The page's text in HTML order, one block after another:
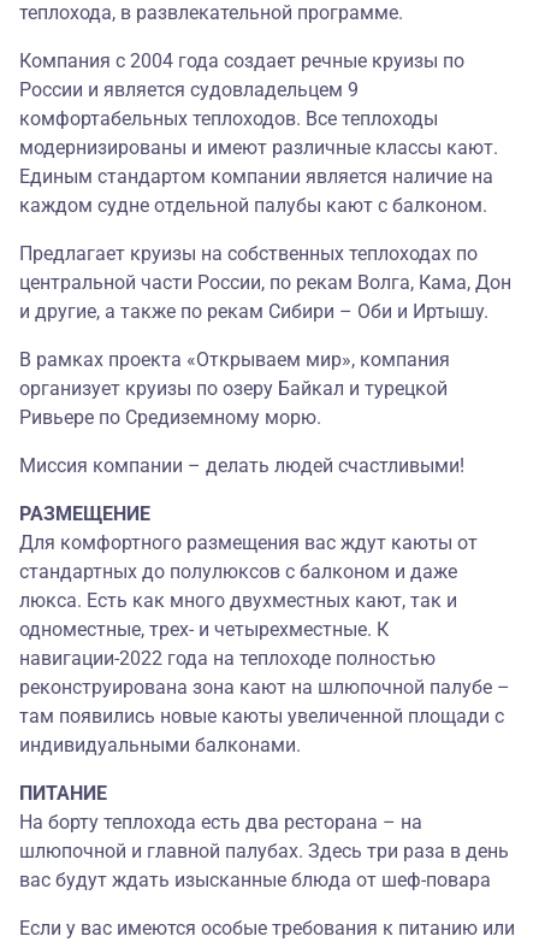
теплохода, в развлекательной программе.
Компания с 2004 года создает речные круизы по
России и является судовладельцем 9
комфортабельных теплоходов. Все теплоходы
модернизированы и имеют различные классы кают.
Единым стандартом компании является наличие на
каждом судне отдельной палубы кают с балконом.
Предлагает круизы на собственных теплоходах по
центральной части России, по рекам Волга, Кама, Дон
и другие, а также по рекам Сибири – Оби и Иртышу.
В рамках проекта «Открываем мир», компания
организует круизы по озеру Байкал и турецкой
Ривьере по Средиземному морю.
Миссия компании – делать людей счастливыми!
РАЗМЕЩЕНИЕ
Для комфортного размещения вас ждут каюты от
стандартных до полулюксов с балконом и даже
люкса. Есть как много двухместных кают, так и
одноместные, трех- и четырехместные. К
навигации-2022 года на теплоходе полностью
реконструирована зона кают на шлюпочной палубе –
там появились новые каюты увеличенной площади с
индивидуальными балконами.
ПИТАНИЕ
На борту теплохода есть два ресторана – на
шлюпочной и главной палубах. Здесь три раза в день
вас будут ждать изысканные блюда от шеф-повара
Если у вас имеются особые требования к питанию или